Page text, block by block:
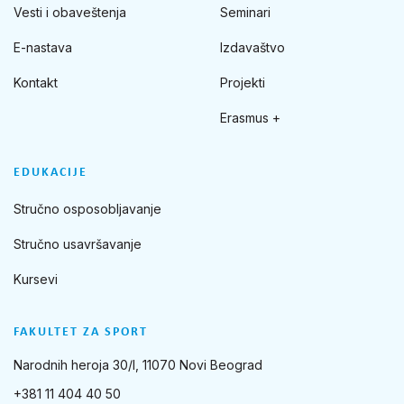
FAKULTET ZA SPORT
Narodnih heroja 30/I, 11070 Novi Beograd
+381 11 404 40 50
Vesti i obaveštenja
E-nastava
Kontakt
Seminari
Izdavaštvo
Projekti
Erasmus +
EDUKACIJE
Stručno osposobljavanje
Stručno usavršavanje
Kursevi